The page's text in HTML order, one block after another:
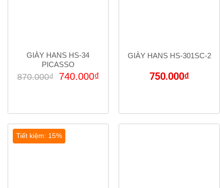
GIÀY HANS HS-34
PICASSO
870.000₫
Giá
740.000₫Giá
740.000₫.
GIÀY HANS HS-301SC-2
750.000₫
Tiết kiệm: 15%